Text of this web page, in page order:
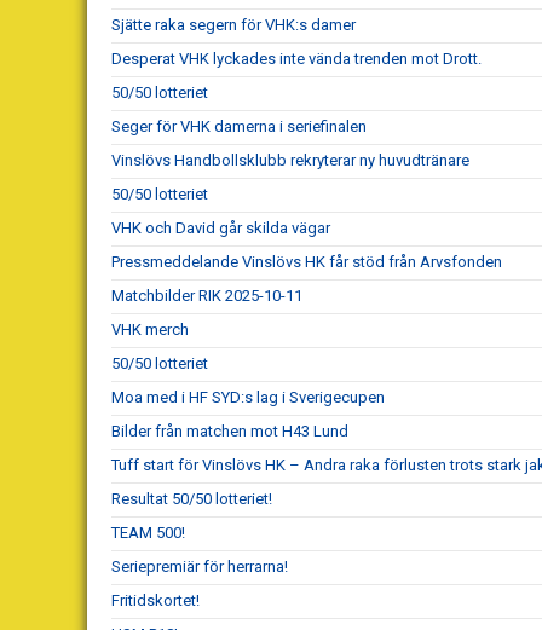
Sjätte raka segern för VHK:s damer
Desperat VHK lyckades inte vända trenden mot Drott.
50/50 lotteriet
Seger för VHK damerna i seriefinalen
Vinslövs Handbollsklubb rekryterar ny huvudtränare
50/50 lotteriet
VHK och David går skilda vägar
Pressmeddelande Vinslövs HK får stöd från Arvsfonden
Matchbilder RIK 2025-10-11
VHK merch
50/50 lotteriet
Moa med i HF SYD:s lag i Sverigecupen
Bilder från matchen mot H43 Lund
Tuff start för Vinslövs HK – Andra raka förlusten trots stark
Resultat 50/50 lotteriet!
TEAM 500!
Seriepremiär för herrarna!
Fritidskortet!